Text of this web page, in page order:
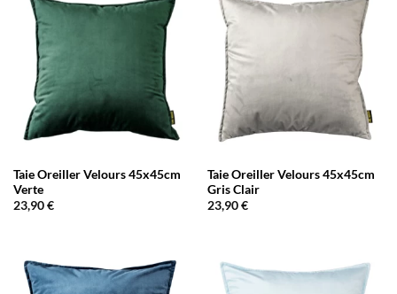
Taie Oreiller Velours 45x45cm
Verte
23,90€
Taie Oreiller Velours 45x45cm
Gris Clair
23,90€